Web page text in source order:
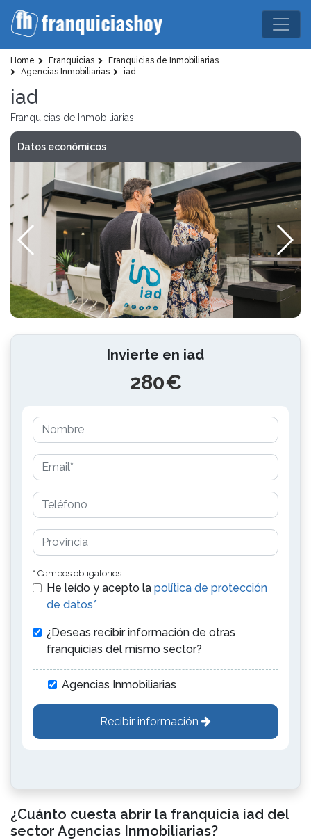
Home Franquicias
Franquicias de Inmobiliarias
Agencias Inmobiliarias
iad
iad
Franquicias de Inmobiliarias
Datos económicos
Invierte en iad
280€
* Campos obligatorios
He leído y acepto la política de protección
de datos*
¿Deseas recibir información de otras
franquicias del mismo sector?
Agencias Inmobiliarias
Recibir información
¿Cuánto cuesta abrir la franquicia iad del
sector Agencias Inmobiliarias?